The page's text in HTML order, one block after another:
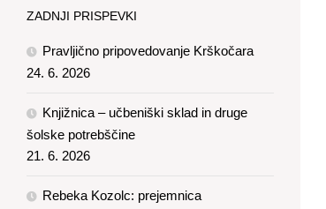
ZADNJI PRISPEVKI
Pravljično pripovedovanje Krškočara
24. 6. 2026
Knjižnica – učbeniški sklad in druge
šolske potrebščine
21. 6. 2026
Rebeka Kozolc: prejemnica